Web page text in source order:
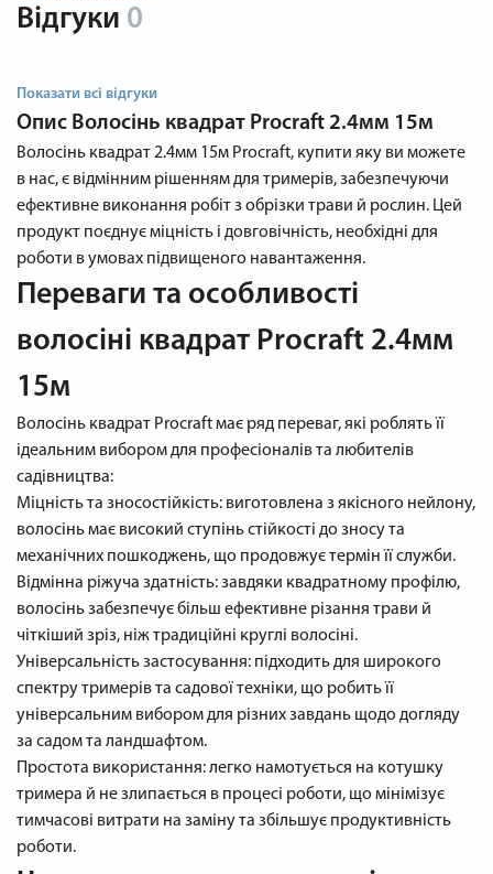
Відгуки 0
Показати всі відгуки
Опис Волосінь квадрат Procraft 2.4мм 15м
Волосінь квадрат 2.4мм 15м Procraft, купити яку ви можете
в нас, є відмінним рішенням для тримерів, забезпечуючи
ефективне виконання робіт з обрізки трави й рослин. Цей
продукт поєднує міцність і довговічність, необхідні для
роботи в умовах підвищеного навантаження.
Переваги та особливості
волосіні квадрат Procraft 2.4мм
15м
Волосінь квадрат Procraft має ряд переваг, які роблять її
ідеальним вибором для професіоналів та любителів
садівництва:
Міцність та зносостійкість: виготовлена з якісного нейлону,
волосінь має високий ступінь стійкості до зносу та
механічних пошкоджень, що продовжує термін її служби.
Відмінна ріжуча здатність: завдяки квадратному профілю,
волосінь забезпечує більш ефективне різання трави й
чіткіший зріз, ніж традиційні круглі волосіні.
Універсальність застосування: підходить для широкого
спектру тримерів та садової техніки, що робить її
універсальним вибором для різних завдань щодо догляду
за садом та ландшафтом.
Простота використання: легко намотується на котушку
тримера й не злипається в процесі роботи, що мінімізує
тимчасові витрати на заміну та збільшує продуктивність
роботи.